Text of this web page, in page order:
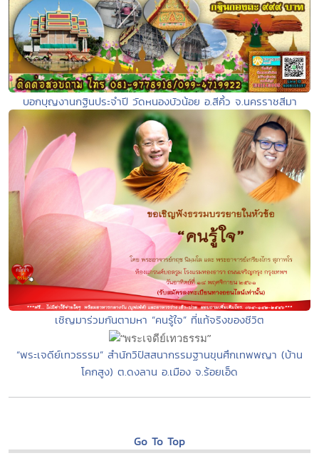
บอกบุญงานกฐินประจำปี วัดหนองบัวน้อย อ.สีคิ้ว จ.นครราชสีมา
เชิญมาร่วมกันตามหา “คนรู้ใจ” ที่แท้จริงของชีวิต
“พระเจดีย์เทวธรรม” สำนักวิปัสสนากรรมฐานขุนศึกเทพพญา (บ้าน
โคกสูง) ต.ดงลาน อ.เมือง จ.ร้อยเอ็ด
Go To Top